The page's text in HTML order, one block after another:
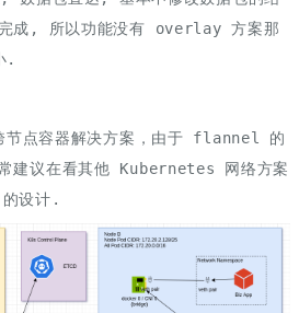
成, 所以功能没有 overlay 方案那
.
点容器解决方案，由于 flannel 的
建议在看其他 Kubernetes 网络方案
设计.